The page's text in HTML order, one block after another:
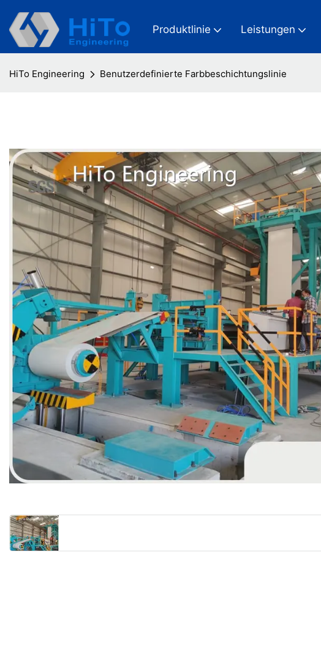
Produktlinie Leistungen
HiTo Engineering Benutzerdefinierte Farbbeschichtungslinie